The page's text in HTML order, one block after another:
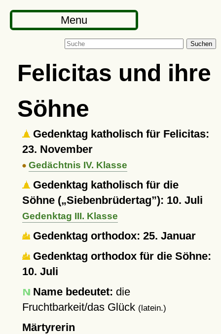
Menu
Suchen
Felicitas und ihre
Söhne
Gedenktag katholisch für Felicitas:
23. November
Gedächtnis IV. Klasse
Gedenktag katholisch für die
Söhne ( Siebenbrüdertag ): 10. Juli
Gedenktag III. Klasse
Gedenktag orthodox: 25. Januar
Gedenktag orthodox für die Söhne:
10. Juli
Name bedeutet: die
Fruchtbarkeit/das Glück (latein.)
Märtyrerin